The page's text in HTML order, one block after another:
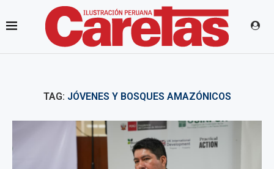
TAG: JÓVENES Y BOSQUES AMAZÓNICOS